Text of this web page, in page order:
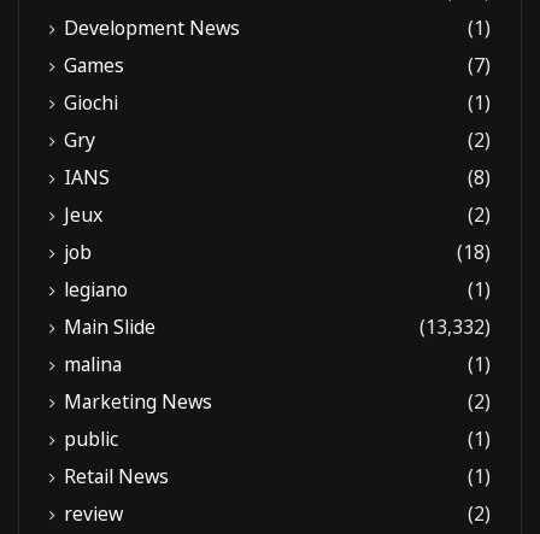
Development News
(1)
Games
(7)
Giochi
(1)
Gry
(2)
IANS
(8)
Jeux
(2)
job
(18)
legiano
(1)
Main Slide
(13,332)
malina
(1)
Marketing News
(2)
public
(1)
Retail News
(1)
review
(2)